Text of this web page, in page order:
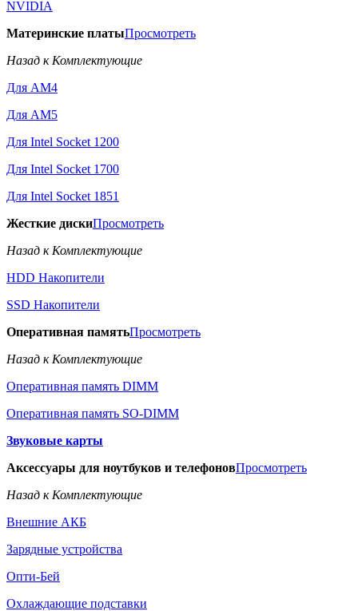
NVIDIA
Материнские платыПросмотреть
Назад к Комплектующие
Для AM4
Для AM5
Для Intel Socket 1200
Для Intel Socket 1700
Для Intel Socket 1851
Жесткие дискиПросмотреть
Назад к Комплектующие
HDD Накопители
SSD Накопители
Оперативная памятьПросмотреть
Назад к Комплектующие
Оперативная память DIMM
Оперативная память SO-DIMM
Звуковые карты
Аксессуары для ноутбуков и телефоновПросмотреть
Назад к Комплектующие
Внешние АКБ
Зарядные устройства
Опти-Бей
Охлаждающие подставки